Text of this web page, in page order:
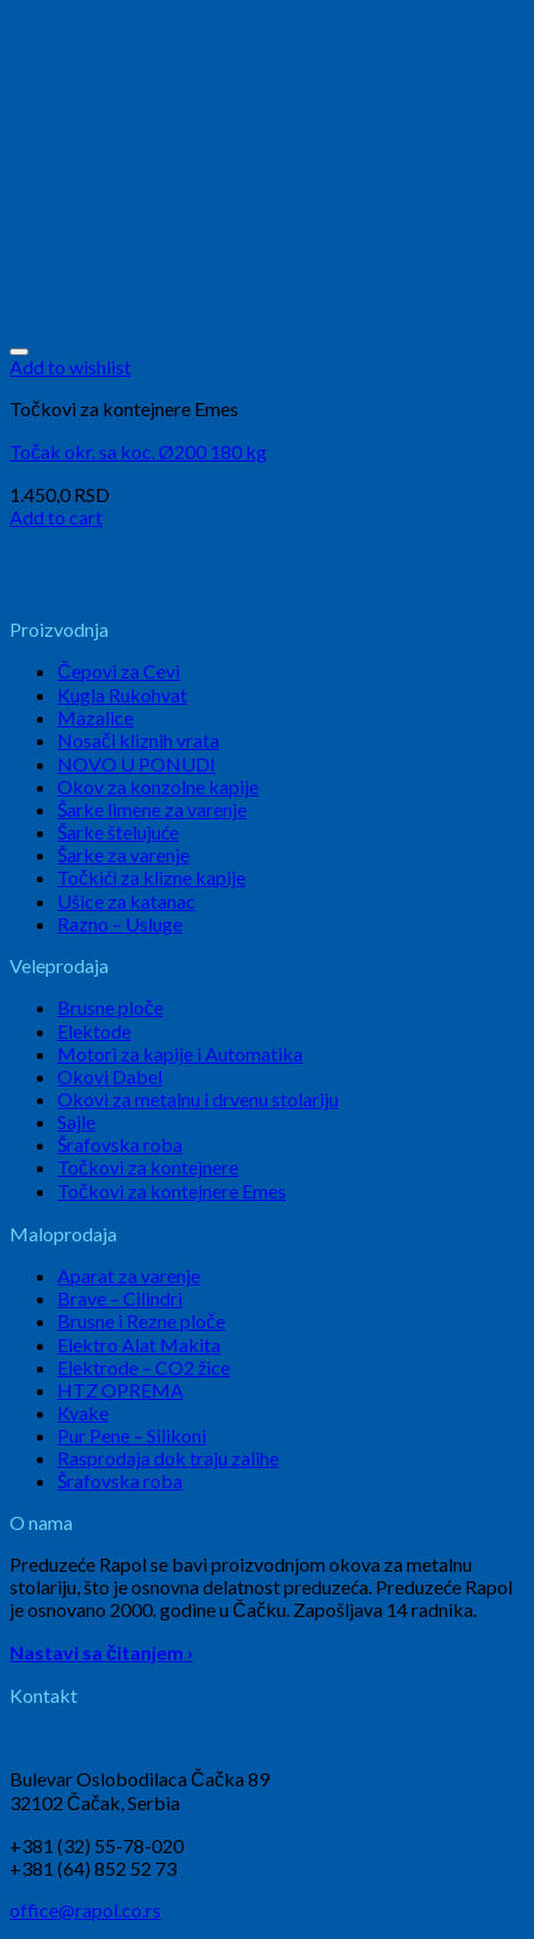
Add to wishlist
Točkovi za kontejnere Emes
Točak okr. sa koc. Ø200 180 kg
1.450,0 RSD
Add to cart
Proizvodnja
Čepovi za Cevi
Kugla Rukohvat
Mazalice
Nosači kliznih vrata
NOVO U PONUDI
Okov za konzolne kapije
Šarke limene za varenje
Šarke štelujuće
Šarke za varenje
Točkići za klizne kapije
Ušice za katanac
Razno – Usluge
Veleprodaja
Brusne ploče
Elektode
Motori za kapije i Automatika
Okovi Dabel
Okovi za metalnu i drvenu stolariju
Sajle
Šrafovska roba
Točkovi za kontejnere
Točkovi za kontejnere Emes
Maloprodaja
Aparat za varenje
Brave – Cilindri
Brusne i Rezne ploče
Elektro Alat Makita
Elektrode – CO2 žice
HTZ OPREMA
Kvake
Pur Pene – Silikoni
Rasprodaja dok traju zalihe
Šrafovska roba
O nama
Preduzeće Rapol se bavi proizvodnjom okova za metalnu
stolariju, što je osnovna delatnost preduzeća. Preduzeće Rapol
je osnovano 2000. godine u Čačku. Zapošljava 14 radnika.
Nastavi sa čitanjem ›
Kontakt
Bulevar Oslobodilaca Čačka 89
32102 Čačak, Serbia
+381 (32) 55-78-020
+381 (64) 852 52 73
office@rapol.co.rs